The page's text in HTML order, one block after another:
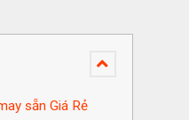
sẵn Giá Rẻ